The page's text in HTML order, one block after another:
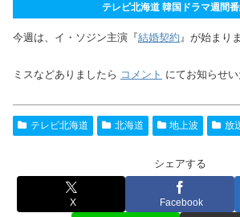
テレビ北海道 韓国ドラマ週間
今週は、イ・ソジン主演『結婚契約 』が始まり
ミスなどありましたら コメント にてお知らせい
テレビ北海道 北海道 地上波 放
シェアする
X Facebook